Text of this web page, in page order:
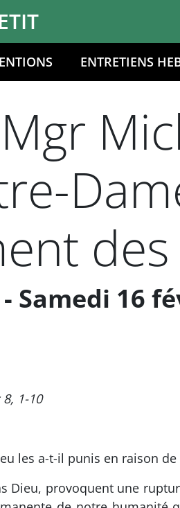
ENTRETIENS
Samedi 16
8, 1-10
les a-t-il punis en raison
Dieu, provoquent une